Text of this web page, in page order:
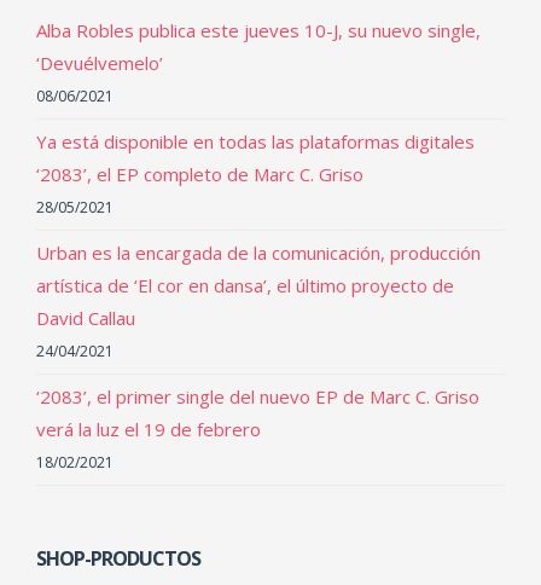
Alba Robles publica este jueves 10-J, su nuevo single,
‘Devuélvemelo’
08/06/2021
Ya está disponible en todas las plataformas digitales
‘2083’, el EP completo de Marc C. Griso
28/05/2021
Urban es la encargada de la comunicación, producción
artística de ‘El cor en dansa’, el último proyecto de
David Callau
24/04/2021
‘2083’, el primer single del nuevo EP de Marc C. Griso
verá la luz el 19 de febrero
18/02/2021
SHOP-PRODUCTOS